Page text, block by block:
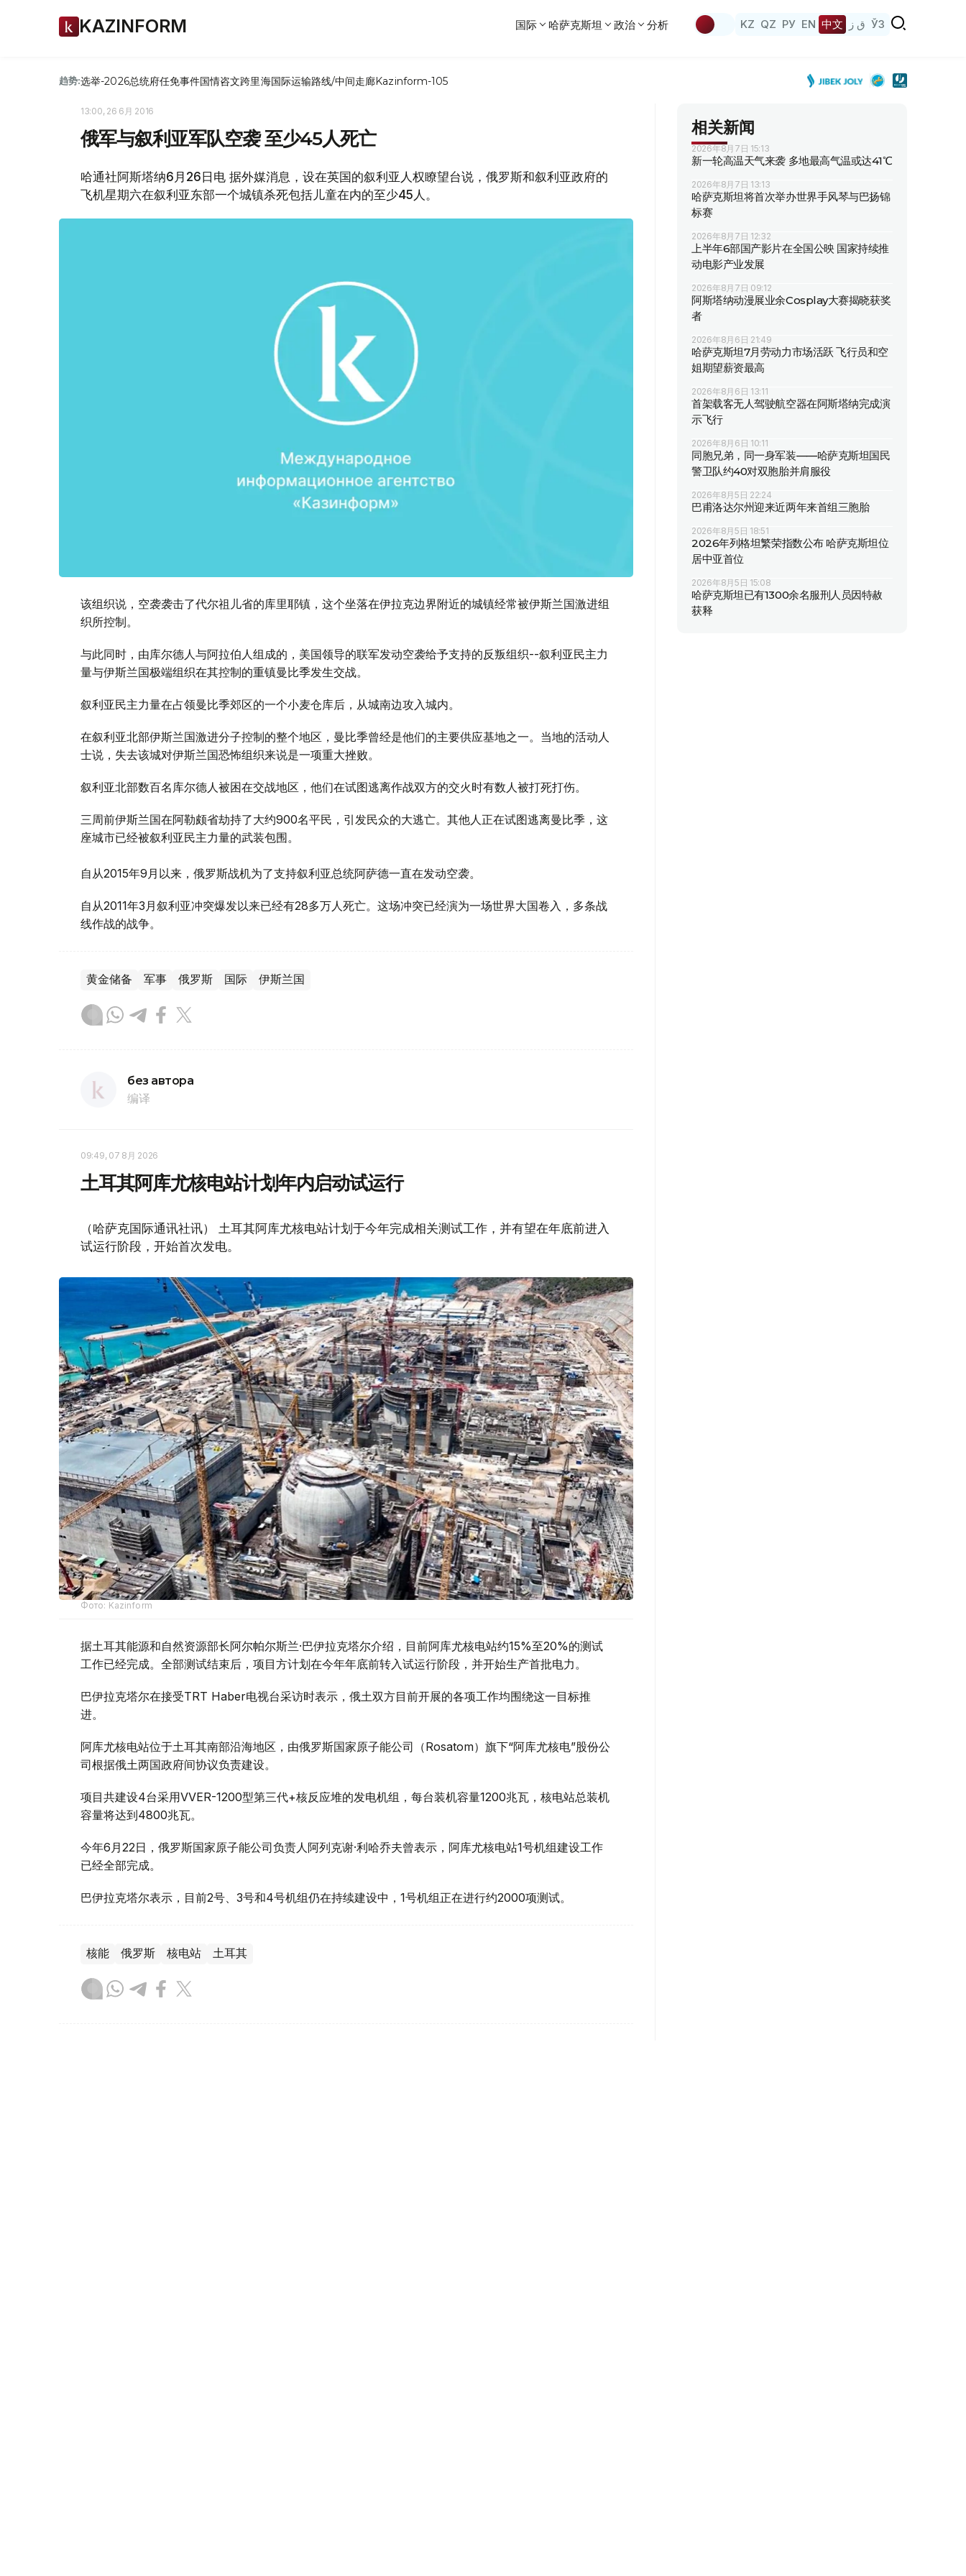
KAZINFORM 国际 哈萨克斯坦 政治 分析 KZ QZ РУ EN 中文 ق ز ЎЗ
趋势:选举-2026总统府任免事件国情咨文跨里海国际运输路线/中间走廊Kazinform-105
13:00, 26 6月 2016
俄军与叙利亚军队空袭 至少45人死亡
哈通社阿斯塔纳6月26日电 据外媒消息，设在英国的叙利亚人权瞭望台说，俄罗斯和叙利亚政府的
飞机星期六在叙利亚东部一个城镇杀死包括儿童在内的至少45人。
该组织说，空袭袭击了代尔祖儿省的库里耶镇，这个坐落在伊拉克边界附近的城镇经常被伊斯兰国激进组
织所控制。
与此同时，由库尔德人与阿拉伯人组成的，美国领导的联军发动空袭给予支持的反叛组织--叙利亚民主力
量与伊斯兰国极端组织在其控制的重镇曼比季发生交战。
叙利亚民主力量在占领曼比季郊区的一个小麦仓库后，从城南边攻入城内。
在叙利亚北部伊斯兰国激进分子控制的整个地区，曼比季曾经是他们的主要供应基地之一。当地的活动人
士说，失去该城对伊斯兰国恐怖组织来说是一项重大挫败。
叙利亚北部数百名库尔德人被困在交战地区，他们在试图逃离作战双方的交火时有数人被打死打伤。
三周前伊斯兰国在阿勒颇省劫持了大约900名平民，引发民众的大逃亡。其他人正在试图逃离曼比季，这
座城市已经被叙利亚民主力量的武装包围。
自从2015年9月以来，俄罗斯战机为了支持叙利亚总统阿萨德一直在发动空袭。
自从2011年3月叙利亚冲突爆发以来已经有28多万人死亡。这场冲突已经演为一场世界大国卷入，多条战
线作战的战争。
黄金储备 军事 俄罗斯 国际 伊斯兰国
без автора
编译
09:49, 07 8月 2026
土耳其阿库尤核电站计划年内启动试运行
（哈萨克国际通讯社讯） 土耳其阿库尤核电站计划于今年完成相关测试工作，并有望在年底前进入
试运行阶段，开始首次发电。
Фото: Kazinform
据土耳其能源和自然资源部长阿尔帕尔斯兰·巴伊拉克塔尔介绍，目前阿库尤核电站约15%至20%的测试
工作已经完成。全部测试结束后，项目方计划在今年年底前转入试运行阶段，并开始生产首批电力。
巴伊拉克塔尔在接受TRT Haber电视台采访时表示，俄土双方目前开展的各项工作均围绕这一目标推
进。
阿库尤核电站位于土耳其南部沿海地区，由俄罗斯国家原子能公司（Rosatom）旗下“阿库尤核电”股份公
司根据俄土两国政府间协议负责建设。
项目共建设4台采用VVER-1200型第三代+核反应堆的发电机组，每台装机容量1200兆瓦，核电站总装机
容量将达到4800兆瓦。
今年6月22日，俄罗斯国家原子能公司负责人阿列克谢·利哈乔夫曾表示，阿库尤核电站1号机组建设工作
已经全部完成。
巴伊拉克塔尔表示，目前2号、3号和4号机组仍在持续建设中，1号机组正在进行约2000项测试。
核能 俄罗斯 核电站 土耳其
相关新闻
2026年8月7日 15:13
新一轮高温天气来袭 多地最高气温或达41℃
2026年8月7日 13:13
哈萨克斯坦将首次举办世界手风琴与巴扬锦
标赛
2026年8月7日 12:32
上半年6部国产影片在全国公映 国家持续推
动电影产业发展
2026年8月7日 09:12
阿斯塔纳动漫展业余Cosplay大赛揭晓获奖
者
2026年8月6日 21:49
哈萨克斯坦7月劳动力市场活跃 飞行员和空
姐期望薪资最高
2026年8月6日 13:11
首架载客无人驾驶航空器在阿斯塔纳完成演
示飞行
2026年8月6日 10:11
同胞兄弟，同一身军装——哈萨克斯坦国民
警卫队约40对双胞胎并肩服役
2026年8月5日 22:24
巴甫洛达尔州迎来近两年来首组三胞胎
2026年8月5日 18:51
2026年列格坦繁荣指数公布 哈萨克斯坦位
居中亚首位
2026年8月5日 15:08
哈萨克斯坦已有1300余名服刑人员因特赦
获释